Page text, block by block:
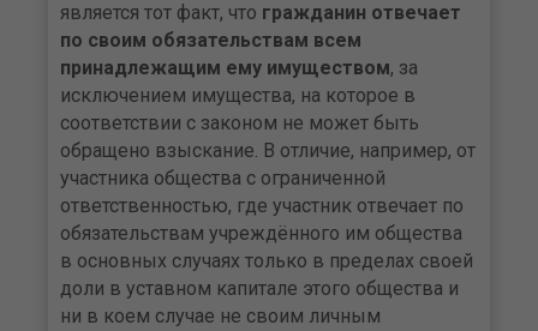
является тот факт, что гражданин отвечает
по своим обязательствам всем
принадлежащим ему имуществом, за
исключением имущества, на которое в
соответствии с законом не может быть
обращено взыскание. В отличие, например, от
участника общества с ограниченной
ответственностью, где участник отвечает по
обязательствам учреждённого им общества
в основных случаях только в пределах своей
доли в уставном капитале этого общества и
ни в коем случае не своим личным